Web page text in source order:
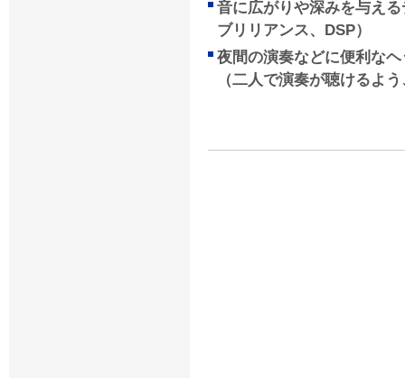
音に広がりや深みを与え
ブリリアンス、DSP）
夜間の演奏などに便利な
（二人で演奏が聴けるよ